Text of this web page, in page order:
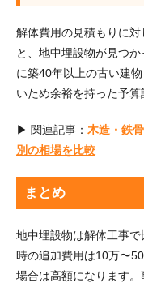
解体費用の見積もりに
と、地中埋設物が見つ
に築40年以上の古い建
いため余裕を持った予算
▶ 関連記事： 木造・鉄
別の相場を比較
まとめ
地中埋設物は解体工事
時の追加費用は10万〜
場合は高額になります